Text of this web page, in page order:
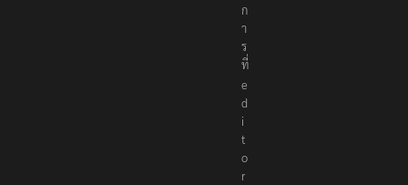
ก
า
ร
ที่
e
d
i
t
o
r